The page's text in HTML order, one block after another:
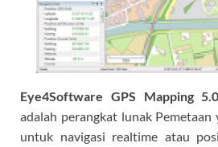
Eye4Software GPS Mapping
adalah perangkat lunak Pemetaan
untuk navigasi realtime atau